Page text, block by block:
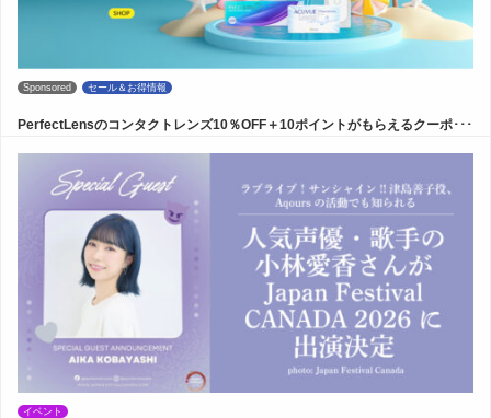
Sponsored セール＆お得情報
PerfectLensのコンタクトレンズ10％OFF＋10ポイントがもらえるクーポ･･･
イベント